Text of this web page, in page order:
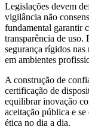
Legislações devem
vigilância não
fundamental garantir
transparência de uso.
segurança rígidos
em ambientes
A construção de
certificação de
equilibrar inovação
aceitação pública e
ética no dia a dia.